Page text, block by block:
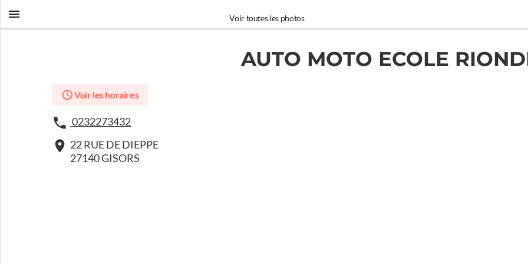
Voir toutes les photos
AUTO MOTO ECOLE
Voir les horaires
0232273432
22 RUE DE DIEPPE
27140 GISORS